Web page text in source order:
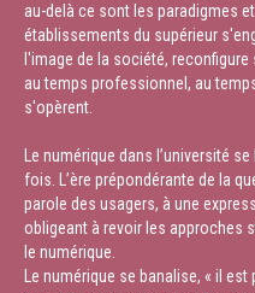
au-delà ce sont les paradigmes
établissements du supérieur
l'image de la société,
au temps professionnel, au
s'opèrent.
Le numérique dans l’université
fois. L’ère prépondérante de la
parole des usagers, à une
obligeant à revoir les approches
le numérique.
Le numérique se banalise, « il